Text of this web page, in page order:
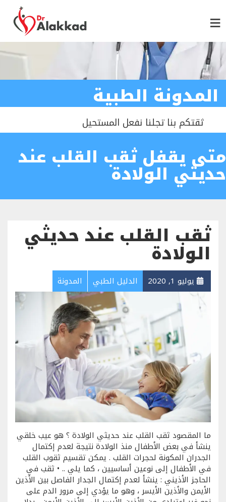
المدونة الطبية
ثقتكم بنا تجلنا نفعل المستحيل
متى يقفل ثقب القلب عند
حديثي الولادة
ثقب القلب عند حديثي
الولادة
يوليو 1, 2020 الدليل الطبي المدونة
ما المقصود ثقب القلب عند حديثي الولادة ؟ هو عيب خلقي
ينشأ في بعض الأطفال منذ الولادة نتيجة لعدم إكتمال
الجدران المكونة لحجرات القلب . يمكن تقسيم ثقوب القلب
في الأطفال إلى نوعين أساسيين ، كما يلي .. • ثقب في
الحاجز الأذيني : ينشأ لعدم إكتمال الجدار الفاصل بين الأذين
الأيمن والأذين الأيسر ، وهو ما يؤدي إلى مرور الدم على